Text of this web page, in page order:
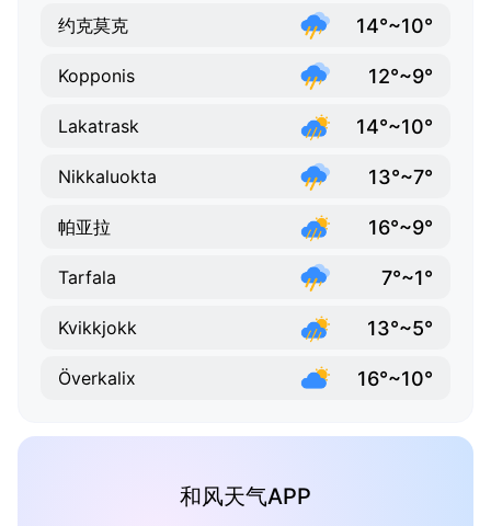
约克莫克 14°~10°
Kopponis 12°~9°
Lakatrask 14°~10°
Nikkaluokta 13°~7°
帕亚拉 16°~9°
Tarfala 7°~1°
Kvikkjokk 13°~5°
Överkalix 16°~10°
和风天气APP